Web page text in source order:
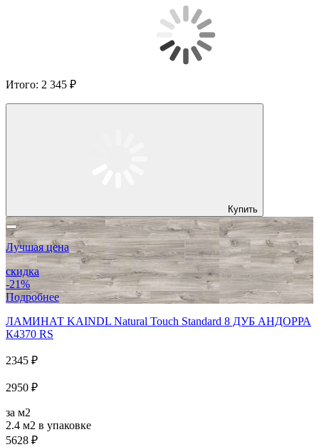
Итого: 2 345 ₽
Купить
Лучшая цена
скидка
-21%
Подробнее
ЛАМИНАТ KAINDL Natural Touch Standard 8 ДУБ АНДОРРА
К4370 RS
2345 ₽
2950 ₽
за м2
2.4 м2 в упаковке
5628 ₽